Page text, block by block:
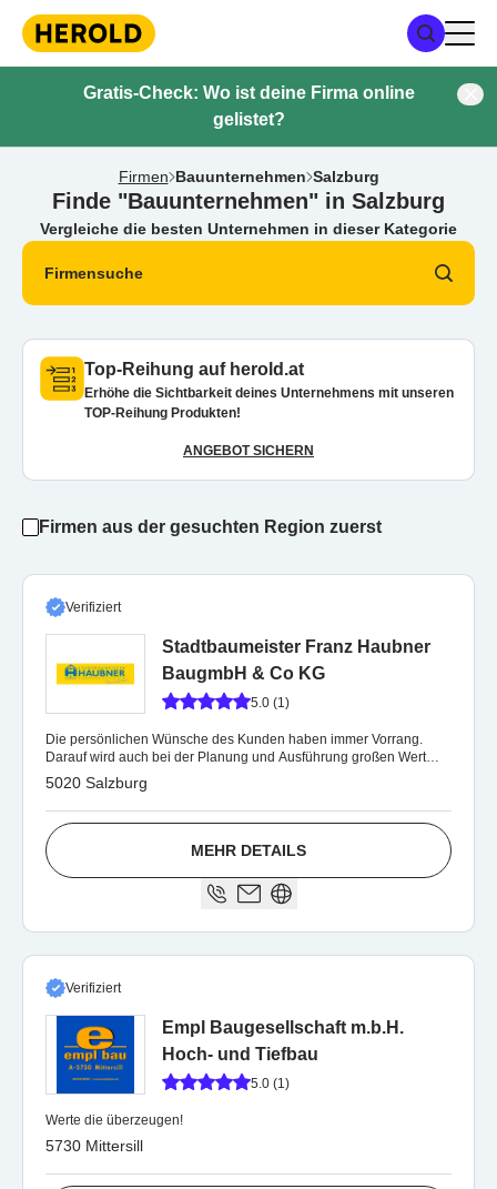
Gratis-Check: Wo ist deine Firma online
gelistet?
Firmen Bauunternehmen Salzburg
Finde "Bauunternehmen" in Salzburg
Vergleiche die besten Unternehmen in dieser Kategorie
Firmensuche
Top-Reihung auf herold.at
Erhöhe die Sichtbarkeit deines Unternehmens mit unseren
TOP-Reihung Produkten!
ANGEBOT SICHERN
Firmen aus der gesuchten Region zuerst
Verifiziert
Stadtbaumeister Franz Haubner
BaugmbH & Co KG
5.0 (1)
Die persönlichen Wünsche des Kunden haben immer Vorrang.
Darauf wird auch bei der Planung und Ausführung großen Wert
gelegt.
5020 Salzburg
MEHR DETAILS
Verifiziert
Empl Baugesellschaft m.b.H.
Hoch- und Tiefbau
5.0 (1)
Werte die überzeugen!
5730 Mittersill